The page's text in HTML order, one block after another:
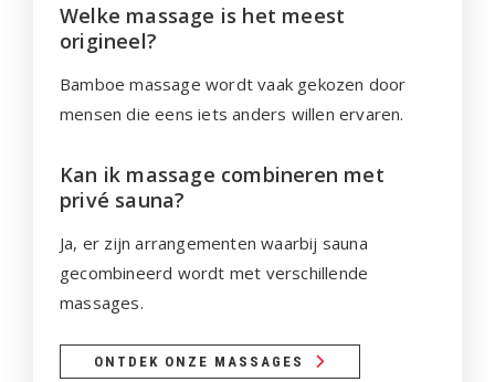
Welke massage is het meest
origineel?
Bamboe massage wordt vaak gekozen door
mensen die eens iets anders willen ervaren.
Kan ik massage combineren met
privé sauna?
Ja, er zijn arrangementen waarbij sauna
gecombineerd wordt met verschillende
massages.
ONTDEK ONZE MASSAGES